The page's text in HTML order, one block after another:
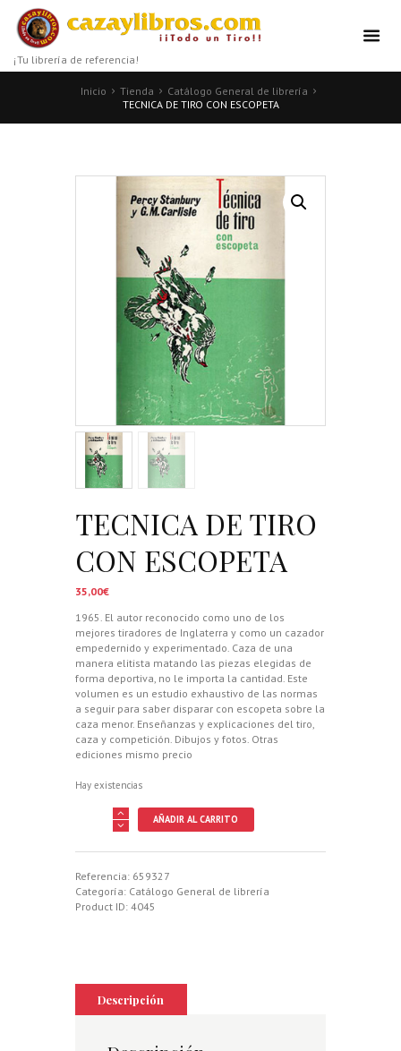
¡Tu librería de referencia!
Inicio Tienda
Catálogo General de librería
TECNICA DE TIRO CON ESCOPETA
TECNICA DE TIRO
CON ESCOPETA
35,00€
1965. El autor reconocido como uno de los
mejores tiradores de Inglaterra y como un cazador
empedernido y experimentado. Caza de una
manera elitista matando las piezas elegidas de
forma deportiva, no le importa la cantidad. Este
volumen es un estudio exhaustivo de las normas
a seguir para saber disparar con escopeta sobre la
caza menor. Enseñanzas y explicaciones del tiro,
caza y competición. Dibujos y fotos. Otras
ediciones mismo precio
Hay existencias
ESCOPETA
cantidad
AÑADIR AL CARRITO
Referencia: 659327
Categoría: Catálogo General de librería
Product ID: 4045
Descripción